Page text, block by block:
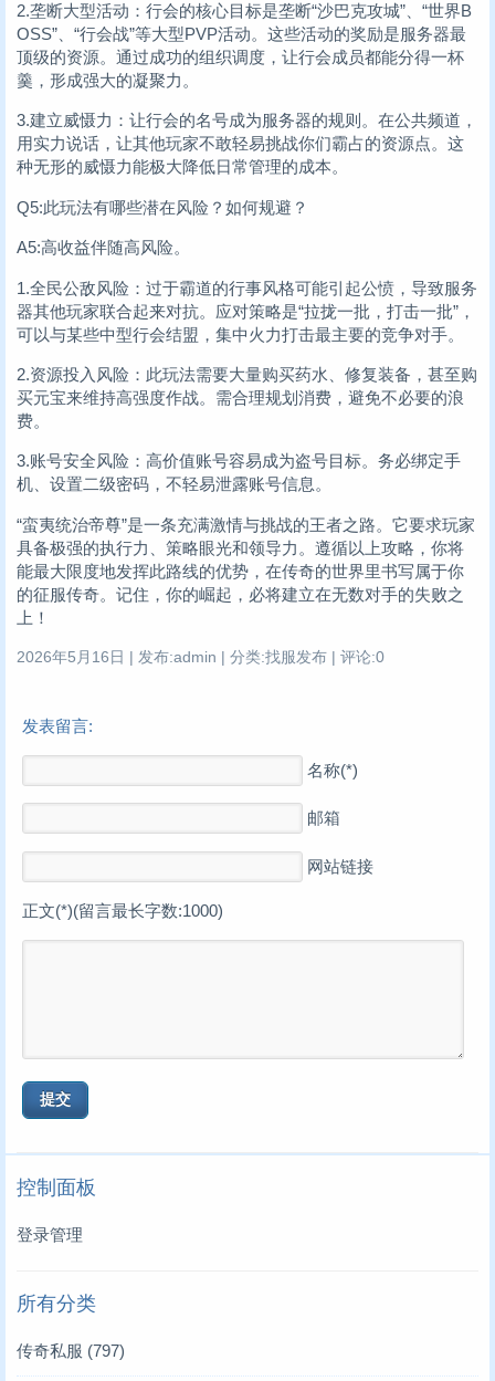
2.垄断大型活动：行会的核心目标是垄断“沙巴克攻城”、“世界B
OSS”、“行会战”等大型PVP活动。这些活动的奖励是服务器最
顶级的资源。通过成功的组织调度，让行会成员都能分得一杯
羹，形成强大的凝聚力。
3.建立威慑力：让行会的名号成为服务器的规则。在公共频道，
用实力说话，让其他玩家不敢轻易挑战你们霸占的资源点。这
种无形的威慑力能极大降低日常管理的成本。
Q5:此玩法有哪些潜在风险？如何规避？
A5:高收益伴随高风险。
1.全民公敌风险：过于霸道的行事风格可能引起公愤，导致服务
器其他玩家联合起来对抗。应对策略是“拉拢一批，打击一批”，
可以与某些中型行会结盟，集中火力打击最主要的竞争对手。
2.资源投入风险：此玩法需要大量购买药水、修复装备，甚至购
买元宝来维持高强度作战。需合理规划消费，避免不必要的浪
费。
3.账号安全风险：高价值账号容易成为盗号目标。务必绑定手
机、设置二级密码，不轻易泄露账号信息。
“蛮夷统治帝尊”是一条充满激情与挑战的王者之路。它要求玩家
具备极强的执行力、策略眼光和领导力。遵循以上攻略，你将
能最大限度地发挥此路线的优势，在传奇的世界里书写属于你
的征服传奇。记住，你的崛起，必将建立在无数对手的失败之
上！
2026年5月16日 | 发布:admin | 分类:找服发布 | 评论:0
发表留言:
名称(*)
邮箱
网站链接
正文(*)(留言最长字数:1000)
控制面板
登录管理
所有分类
传奇私服 (797)